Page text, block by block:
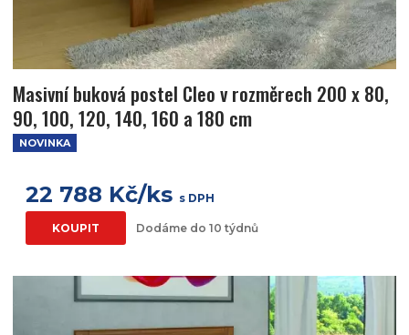
Masivní buková postel Cleo v rozměrech 200 x 80,
90, 100, 120, 140, 160 a 180 cm
NOVINKA
22 788 Kč/ks s DPH
KOUPIT Dodáme do 10 týdnů